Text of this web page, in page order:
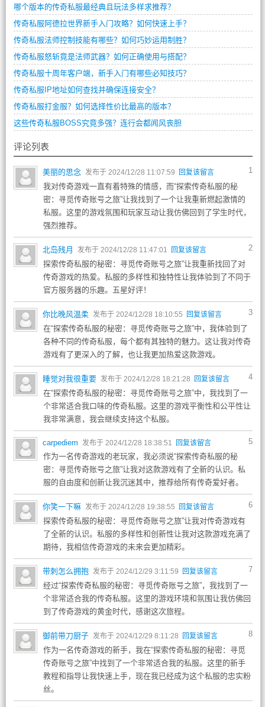
哪个版本的传奇私服最经典且玩法多样求推荐？
传奇私服阿德拉世界新手入门攻略？如何快速上手？
传奇私服法师控制技能有哪些？如何巧妙运用制胜？
传奇私服怒斩竟是法师武器？如何正确使用与搭配？
传奇私服十周年客户端，新手入门有哪些必知技巧？
传奇私服IP地址如何查找并确保连接安全？
传奇私服打金服？如何选择性价比最高的版本？
这些传奇私服BOSS究竟多强？连行会都闻风丧胆
评论列表
1
美丽的思念 发布于 2024/12/28 11:07:59 回复该留言
我对传奇游戏一直有着特殊的情感，而“探索传奇私服的秘
密：寻觅传奇账号之旅”让我找到了一个让我重新燃起激情的
私服。这里的游戏氛围和玩家互动让我仿佛回到了学生时代，
强烈推荐。
2
北岛残月 发布于 2024/12/28 11:47:01 回复该留言
探索传奇私服的秘密：寻觅传奇账号之旅”让我重新找回了对
传奇游戏的热爱。私服的多样性和独特性让我体验到了不同于
官方服务器的乐趣。五星好评！
3
你比晚风温柔 发布于 2024/12/28 18:10:55 回复该留言
在“探索传奇私服的秘密：寻觅传奇账号之旅”中，我体验到了
各种不同的传奇私服，每个都有其独特的魅力。这让我对传奇
游戏有了更深入的了解，也让我更加热爱这款游戏。
4
睡觉对我很重要 发布于 2024/12/28 18:21:28 回复该留言
在“探索传奇私服的秘密：寻觅传奇账号之旅”中，我找到了一
个非常适合我口味的传奇私服。这里的游戏平衡性和公平性让
我非常满意，我会继续支持这个私服。
5
carpediem 发布于 2024/12/28 18:38:51 回复该留言
作为一名传奇游戏的老玩家，我必须说“探索传奇私服的秘
密：寻觅传奇账号之旅”让我对这款游戏有了全新的认识。私
服的自由度和创新让我沉迷其中，推荐给所有传奇爱好者。
6
你笑一下嘛 发布于 2024/12/28 19:38:55 回复该留言
探索传奇私服的秘密：寻觅传奇账号之旅”让我对传奇游戏有
了全新的认识。私服的多样性和创新性让我对这款游戏充满了
期待，我相信传奇游戏的未来会更加精彩。
7
带刺怎么拥抱 发布于 2024/12/29 3:11:59 回复该留言
经过“探索传奇私服的秘密：寻觅传奇账号之旅”，我找到了一
个非常适合我的传奇私服。这里的游戏环境和氛围让我仿佛回
到了传奇游戏的黄金时代，感谢这次旅程。
8
御前带刀厨子 发布于 2024/12/29 8:11:28 回复该留言
作为一名传奇游戏的新手，我在“探索传奇私服的秘密：寻觅
传奇账号之旅”中找到了一个非常适合我的私服。这里的新手
教程和指导让我快速上手，现在我已经成为这个私服的忠实粉
丝。